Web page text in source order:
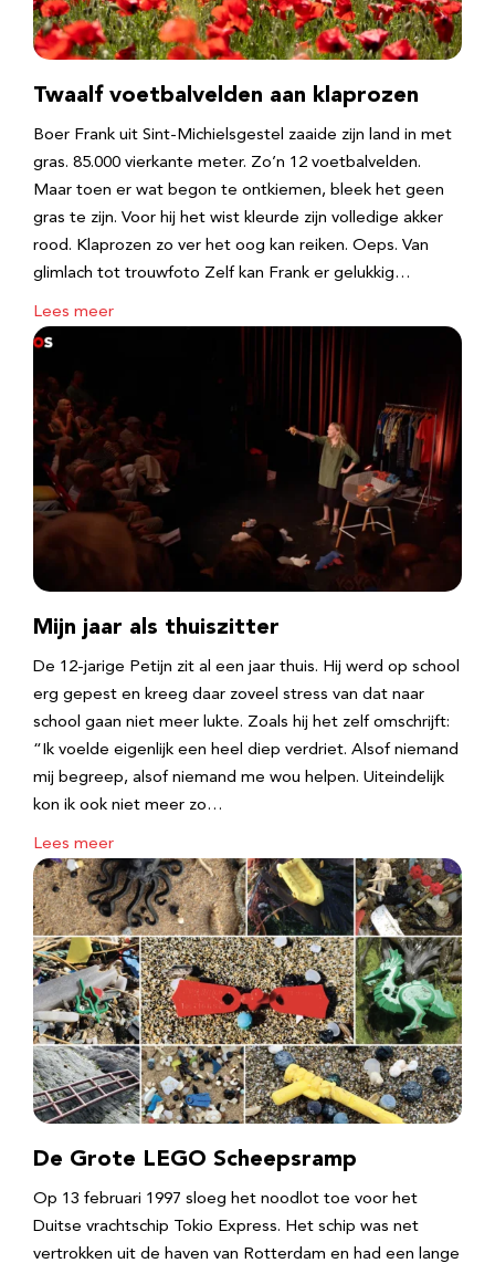
Twaalf voetbalvelden aan klaprozen
Boer Frank uit Sint-Michielsgestel zaaide zijn land in met
gras. 85.000 vierkante meter. Zo’n 12 voetbalvelden.
Maar toen er wat begon te ontkiemen, bleek het geen
gras te zijn. Voor hij het wist kleurde zijn volledige akker
rood. Klaprozen zo ver het oog kan reiken. Oeps. Van
glimlach tot trouwfoto Zelf kan Frank er gelukkig…
Lees meer
Mijn jaar als thuiszitter
De 12-jarige Petijn zit al een jaar thuis. Hij werd op school
erg gepest en kreeg daar zoveel stress van dat naar
school gaan niet meer lukte. Zoals hij het zelf omschrijft:
“Ik voelde eigenlijk een heel diep verdriet. Alsof niemand
mij begreep, alsof niemand me wou helpen. Uiteindelijk
kon ik ook niet meer zo…
Lees meer
De Grote LEGO Scheepsramp
Op 13 februari 1997 sloeg het noodlot toe voor het
Duitse vrachtschip Tokio Express. Het schip was net
vertrokken uit de haven van Rotterdam en had een lange